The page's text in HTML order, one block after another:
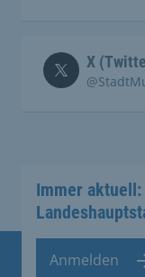
X
Immer
Anmelden